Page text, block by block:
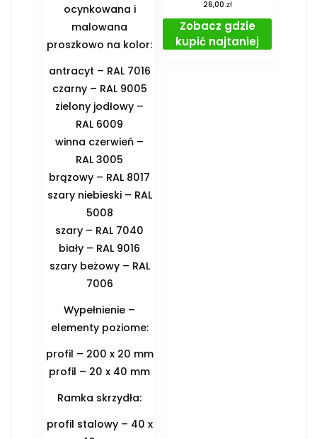
ocynkowana i
malowana
proszkowo na kolor:
antracyt – RAL 7016
czarny – RAL 9005
zielony jodłowy –
RAL 6009
winna czerwień –
RAL 3005
brązowy – RAL 8017
szary niebieski – RAL
5008
szary – RAL 7040
biały – RAL 9016
szary beżowy – RAL
7006
Wypełnienie –
elementy poziome:
profil – 200 x 20 mm
profil – 20 x 40 mm
Ramka skrzydła:
profil stalowy – 40 x
26,00 zł
Zobacz gdzie
kupić najtaniej